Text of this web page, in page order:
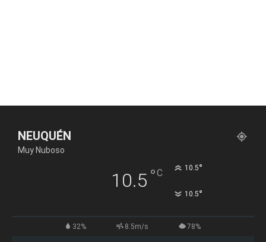
NEUQUÉN
Muy Nuboso
10.5 °C 10.5°
10.5°
32% 8.5m/s 78%